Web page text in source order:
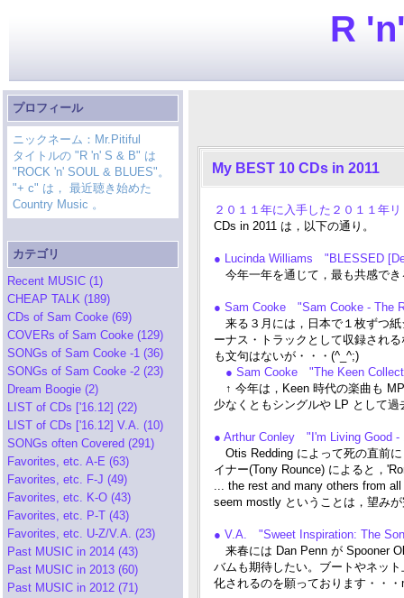
R
プロフィール
ニックネーム：Mr.Pitiful
タイトルの "R 'n' S & B" は
"ROCK 'n' SOUL & BLUES"。
"+ c" は， 最近聴き始めた
Country Music 。
カテゴリ
Recent MUSIC (1)
CHEAP TALK (189)
CDs of Sam Cooke (69)
COVERs of Sam Cooke (129)
SONGs of Sam Cooke -1 (36)
SONGs of Sam Cooke -2 (23)
Dream Boogie (2)
LIST of CDs ['16.12] (22)
LIST of CDs ['16.12] V.A. (10)
SONGs often Covered (291)
Favorites, etc. A-E (63)
Favorites, etc. F-J (49)
Favorites, etc. K-O (43)
Favorites, etc. P-T (43)
Favorites, etc. U-Z/V.A. (23)
Past MUSIC in 2014 (43)
Past MUSIC in 2013 (60)
Past MUSIC in 2012 (71)
My BEST 10 CDs in 2011
２０１１年に入手した２０１１年
CDs in 2011 は，以下の通り。
● Lucinda Williams "BLESSED
今年一年を通じて，最も共感でき
● Sam Cooke "Sam Cooke - The
来る３月には，日本で１枚ずつ紙
ーナス・トラックとして収録され
も文句はないが・・・(^_^;)
● Sam Cooke "The Keen
↑ 今年は，Keen 時代の楽曲も
少なくともシングルや LP として
● Arthur Conley "I'm Living Good
Otis Redding によって死の直前
イナー(Tony Rounce) によると，
... the rest and many others from
seem mostly ということは，望み
● V.A. "Sweet Inspiration: The
来春には Dan Penn が Spooner
バムも期待したい。ブートやネッ
化されるのを願っております・・・